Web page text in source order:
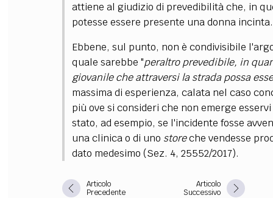
attiene al giudizio di prevedibilità che, in
potesse essere presente una donna incinta.
Ebbene, sul punto, non è condivisibile
quale sarebbe "peraltro prevedibile, in
giovanile che attraversi la strada possa
massima di esperienza, calata nel caso
più ove si consideri che non emerge
stato, ad esempio, se l'incidente fosse
una clinica o di uno storeche vendesse
dato medesimo (Sez. 4, 25552/2017).
Articolo
Precedente
Articolo
Successivo